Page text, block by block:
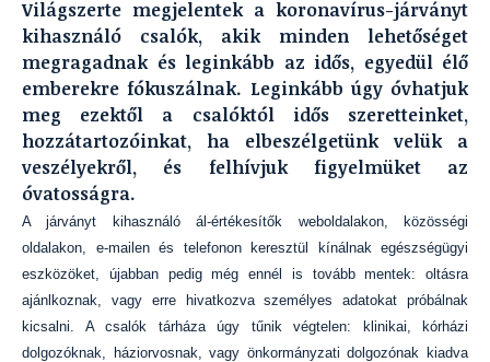
Világszerte megjelentek a koronavírus-járványt
kihasználó csalók, akik minden lehetőséget
megragadnak és leginkább az idős, egyedül élő
emberekre fókuszálnak. Leginkább úgy óvhatjuk
meg ezektől a csalóktól idős szeretteinket,
hozzátartozóinkat, ha elbeszélgetünk velük a
veszélyekről, és felhívjuk figyelmüket az
óvatosságra.
A járványt kihasználó ál-értékesítők weboldalakon, közösségi
oldalakon, e-mailen és telefonon keresztül kínálnak egészségügyi
eszközöket, újabban pedig még ennél is tovább mentek: oltásra
ajánlkoznak, vagy erre hivatkozva személyes adatokat próbálnak
kicsalni. A csalók tárháza úgy tűnik végtelen: klinikai, kórházi
dolgozóknak, háziorvosnak, vagy önkormányzati dolgozónak kiadva